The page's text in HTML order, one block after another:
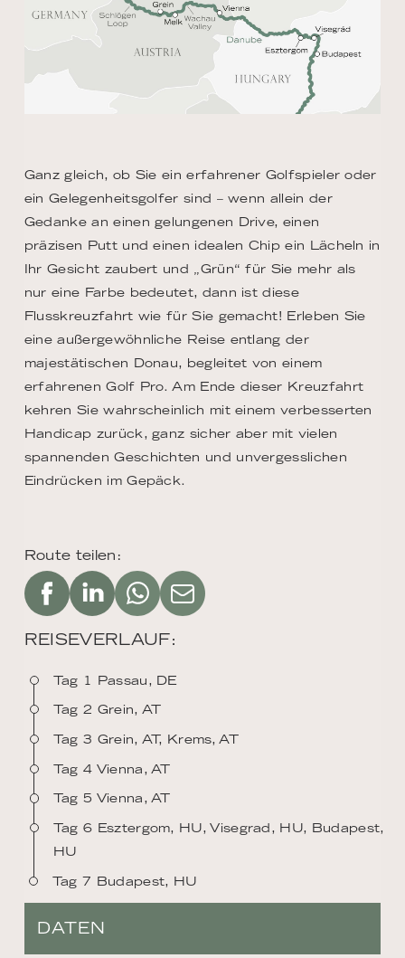
Route teilen:
REISEVERLAUF:
Tag 1 Passau, DE
Tag 2 Grein, AT
Tag 3 Grein, AT, Krems, AT
Tag 4 Vienna, AT
Tag 5 Vienna, AT
Tag 6 Esztergom, HU, Visegrad, HU, Budapest,
HU
Tag 7 Budapest, HU
Ganz gleich, ob Sie ein erfahrener Golfspieler oder
ein Gelegenheitsgolfer sind – wenn allein der
Gedanke an einen gelungenen Drive, einen
präzisen Putt und einen idealen Chip ein Lächeln in
Ihr Gesicht zaubert und „Grün“ für Sie mehr als
nur eine Farbe bedeutet, dann ist diese
Flusskreuzfahrt wie für Sie gemacht! Erleben Sie
eine außergewöhnliche Reise entlang der
majestätischen Donau, begleitet von einem
erfahrenen Golf Pro. Am Ende dieser Kreuzfahrt
kehren Sie wahrscheinlich mit einem verbesserten
Handicap zurück, ganz sicher aber mit vielen
spannenden Geschichten und unvergesslichen
Eindrücken im Gepäck.
DATEN